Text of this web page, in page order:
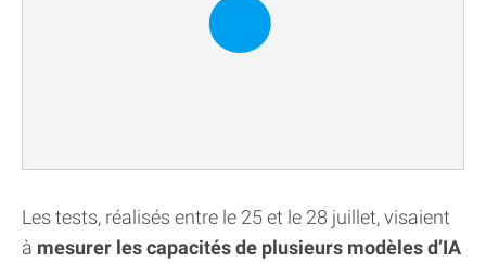
Les tests, réalisés entre le 25 et le 28 juillet, visaient
à mesurer les capacités de plusieurs modèles d’IA